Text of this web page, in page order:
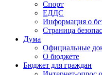
Спорт
ЕДДС
Информация о
Страница
Дума
Официальные
О бюджете
Бюджет для граждан